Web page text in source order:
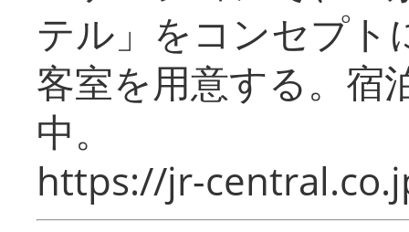
テル」をコンセプト
客室を用意する。宿
中。
https://jr-